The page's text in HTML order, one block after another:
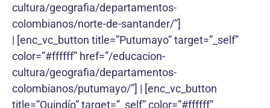
cultura/geografia/departamentos-
colombianos/norte-de-santander/”]
| [enc_vc_button title=”Putumayo” target=”_self”
color=”#ffffff” href=”/educacion-
cultura/geografia/departamentos-
colombianos/putumayo/”] | [enc_vc_button
title=”Quindío” target=”_self” color=”#ffffff”